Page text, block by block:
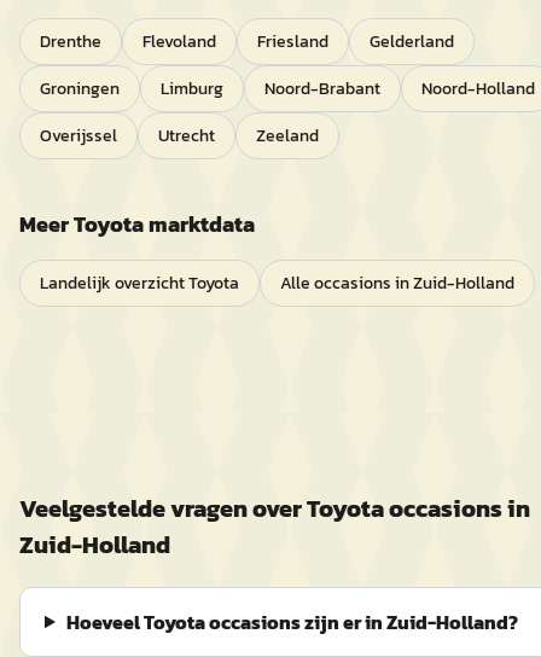
Drenthe Flevoland Friesland
Gelderland
Groningen
Limburg Noord-Brabant
Noord-Holland
Overijssel
Utrecht Zeeland
MeerToyotamarktdata
Landelijk overzichtToyota Alle occasions inZuid-Holland
Veelgestelde vragen overToyotaoccasions in
Zuid-Holland
Hoeveel Toyota occasions zijn er in Zuid-Holland?